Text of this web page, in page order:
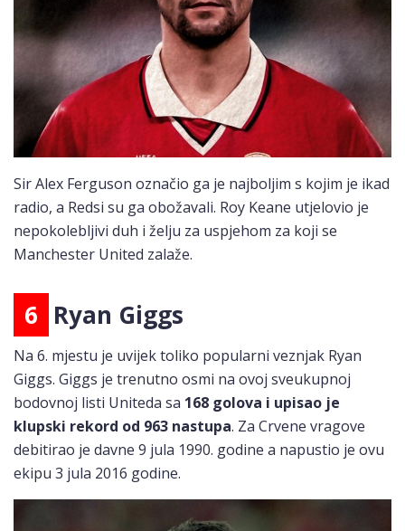
Sir Alex Ferguson označio ga je najboljim s kojim je ikad
radio, a Redsi su ga obožavali. Roy Keane utjelovio je
nepokolebljivi duh i želju za uspjehom za koji se
Manchester United zalaže.
6 Ryan Giggs
Na 6. mjestu je uvijek toliko popularni veznjak Ryan
Giggs. Giggs je trenutno osmi na ovoj sveukupnoj
bodovnoj listi Uniteda sa 168 golova i upisao je
klupski rekord od 963 nastupa. Za Crvene vragove
debitirao je davne 9 jula 1990. godine a napustio je ovu
ekipu 3 jula 2016 godine.